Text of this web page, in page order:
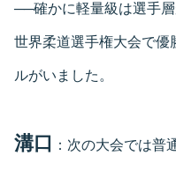
──確かに軽量級は選手
世界柔道選手権大会で優
ルがいました。
溝口 ：次の大会では普